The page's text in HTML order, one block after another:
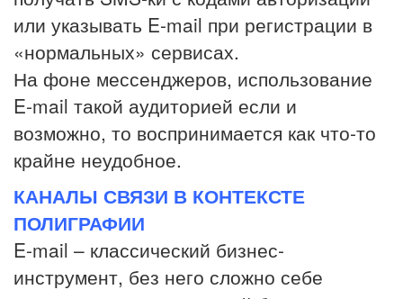
или указывать E-mail при регистрации в
«нормальных» сервисах.
На фоне мессенджеров, использование
E-mail такой аудиторией если и
возможно, то воспринимается как что-то
крайне неудобное.
КАНАЛЫ СВЯЗИ В КОНТЕКСТЕ
ПОЛИГРАФИИ
E-mail – классический бизнес-
инструмент, без него сложно себе